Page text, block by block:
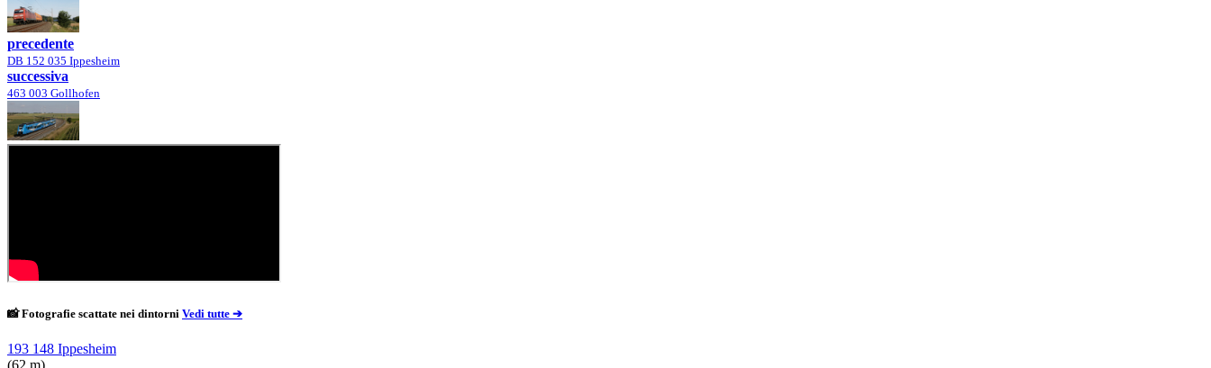
precedente
DB 152 035 Ippesheim
successiva
463 003 Gollhofen
📸 Fotografie scattate nei dintorni Vedi tutte ➔
193 148 Ippesheim
(62 m)